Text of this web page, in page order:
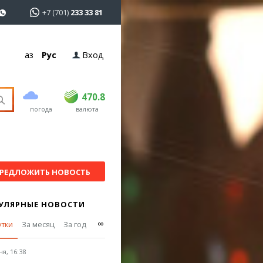
+7 (701) 233 33 81
Қаз Рус Вход
погода
470.8
USD 468.5 470.8
EUR валюта
НОВОСТЬ
НОВОСТИ
За месяц За год ∞
16:38